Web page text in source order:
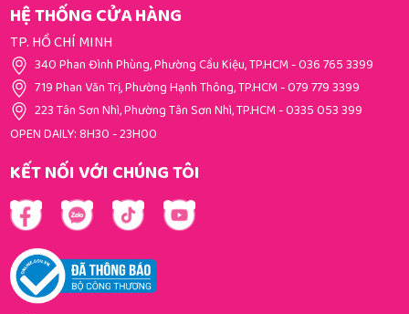
HỆ THỐNG CỬA HÀNG
TP. HỒ CHÍ MINH
340 Phan Đình Phùng, Phường Cầu Kiệu, TP.HCM-036 765 3399
719 Phan Văn Trị, Phường Hạnh Thông, TP.HCM-079 779 3399
223 Tân Sơn Nhì, Phường Tân Sơn Nhì, TP.HCM-0335 053 399
OPEN DAILY: 8H30 - 23H00
KẾT NỐI VỚI CHÚNG TÔI